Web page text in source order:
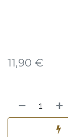
11,90 €